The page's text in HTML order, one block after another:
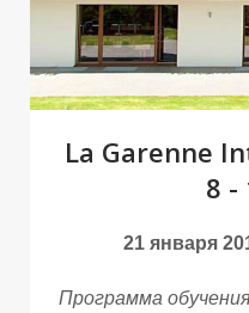
La Garenne
8 -
21 января
Программа